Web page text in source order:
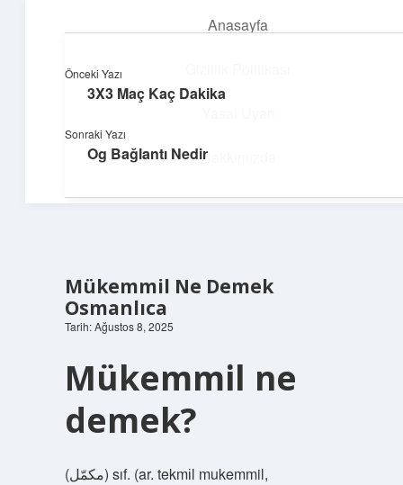
Anasayfa
Hakkımızda
Parlak Fikir Dünyası
Işıltılı önerilerle hayatını canlandır!
Mükemmil Ne Demek
Osmanlıca
Tarih: Ağustos 8, 2025
Mükemmil ne
demek?
(ﻣﻜﻤّﻞ) sıf. (ar. tekmіl mukemmil,
Önceki Yazı
3X3 Maç Kaç Dakika
Sonraki Yazı
Og Bağlantı Nedir